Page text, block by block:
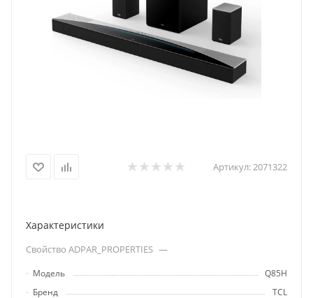
Артикул:2071322
Характеристики
Свойство ADPAR_PROPERTIES —
Модель
Q85H
Бренд
TCL